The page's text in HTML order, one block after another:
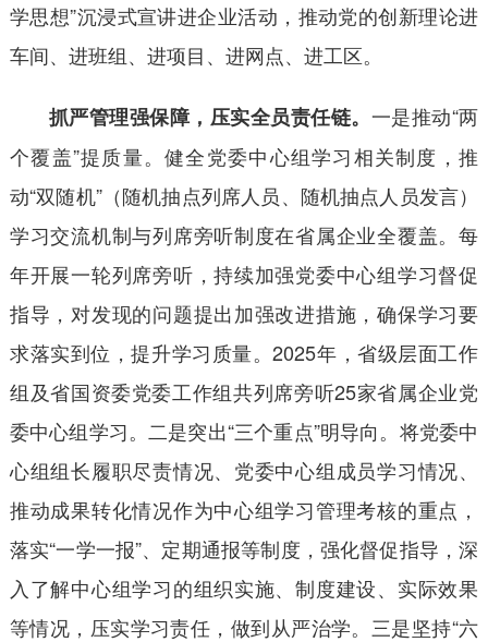
学思想”沉浸式宣讲进企业活动，推动党的创新理论进
车间、进班组、进项目、进网点、进工区。
抓严管理强保障，压实全员责任链。 一是推动“两
个覆盖”提质量。健全党委中心组学习相关制度，推
动“双随机”（随机抽点列席人员、随机抽点人员发言）
学习交流机制与列席旁听制度在省属企业全覆盖。每
年开展一轮列席旁听，持续加强党委中心组学习督促
指导，对发现的问题提出加强改进措施，确保学习要
求落实到位，提升学习质量。2025年，省级层面工作
组及省国资委党委工作组共列席旁听25家省属企业党
委中心组学习。二是突出“三个重点”明导向。将党委中
心组组长履职尽责情况、党委中心组成员学习情况、
推动成果转化情况作为中心组学习管理考核的重点，
落实“一学一报”、定期通报等制度，强化督促指导，深
入了解中心组学习的组织实施、制度建设、实际效果
等情况，压实学习责任，做到从严治学。三是坚持“六